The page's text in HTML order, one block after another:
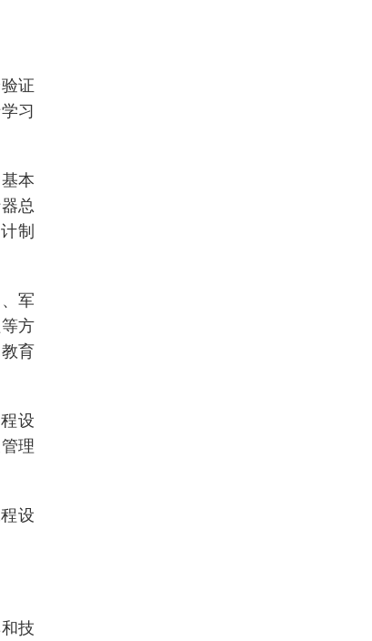
证
习
本
总
制
军
方
育
设
理
设
技